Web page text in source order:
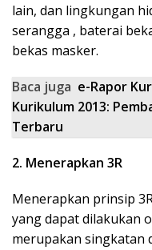
lain, dan lingkungan
serangga , baterai
bekas masker.
Baca juga e-Rapor
Kurikulum 2013:
Terbaru
2. Menerapkan 3R
Menerapkan prinsip
yang dapat dilakukan
merupakan singkatan